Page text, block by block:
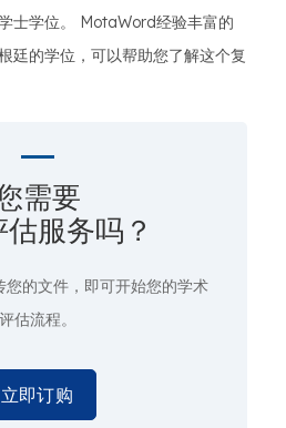
士学位。 MotaWord经验丰富的
廷的学位，可以帮助您了解这个复
需要
服务吗？
您的文件，即可开始您的学术
评估流程。
立即订购